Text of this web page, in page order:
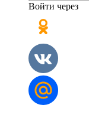
Войти через